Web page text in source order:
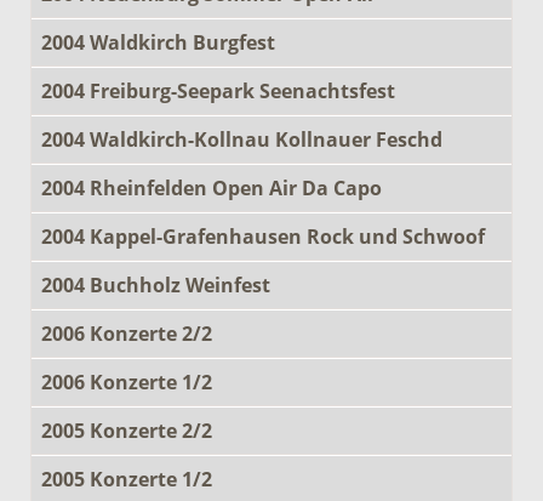
2004 Waldkirch Burgfest
2004 Freiburg-Seepark Seenachtsfest
2004 Waldkirch-Kollnau Kollnauer Feschd
2004 Rheinfelden Open Air Da Capo
2004 Kappel-Grafenhausen Rock und Schwoof
2004 Buchholz Weinfest
2006 Konzerte 2/2
2006 Konzerte 1/2
2005 Konzerte 2/2
2005 Konzerte 1/2